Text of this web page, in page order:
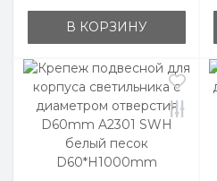
В КОРЗИНУ